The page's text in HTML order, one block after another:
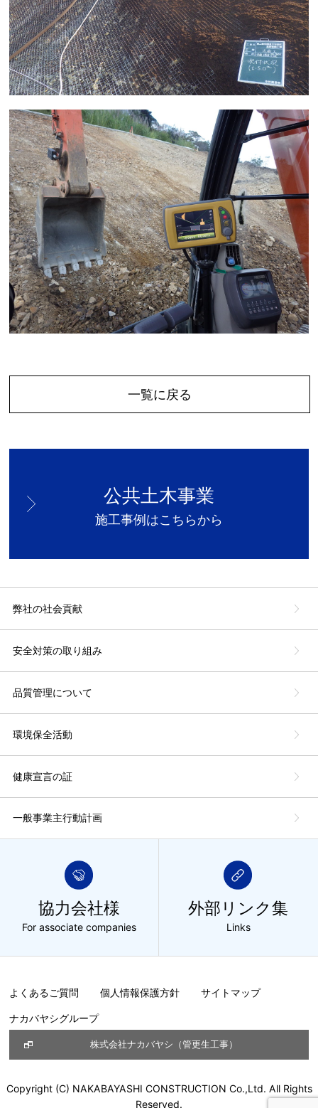
一覧に戻る
公共土木事業
施工事例はこちらから
弊社の社会貢献
安全対策の取り組み
品質管理について
環境保全活動
健康宣言の証
一般事業主行動計画
協力会社様
For associate companies
外部リンク集
Links
よくあるご質問 個人情報保護方針 サイトマップ
ナカバヤシグループ
株式会社ナカバヤシ（管更生工事）
Copyright (C) NAKABAYASHI CONSTRUCTION Co.,Ltd. All Rights
Reserved.